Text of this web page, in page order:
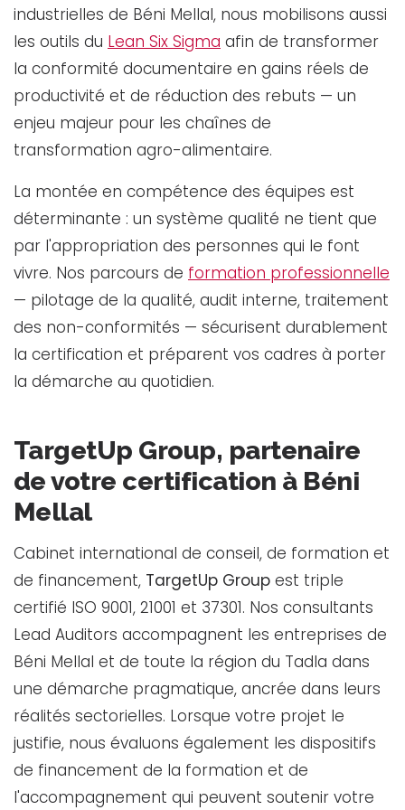
industrielles de Béni Mellal, nous mobilisons aussi
les outils du Lean Six Sigma afin de transformer
la conformité documentaire en gains réels de
productivité et de réduction des rebuts — un
enjeu majeur pour les chaînes de
transformation agro-alimentaire.
La montée en compétence des équipes est
déterminante : un système qualité ne tient que
par l'appropriation des personnes qui le font
vivre. Nos parcours de formation professionnelle
— pilotage de la qualité, audit interne, traitement
des non-conformités — sécurisent durablement
la certification et préparent vos cadres à porter
la démarche au quotidien.
TargetUp Group, partenaire
de votre certification à Béni
Mellal
Cabinet international de conseil, de formation et
de financement, TargetUp Group est triple
certifié ISO 9001, 21001 et 37301. Nos consultants
Lead Auditors accompagnent les entreprises de
Béni Mellal et de toute la région du Tadla dans
une démarche pragmatique, ancrée dans leurs
réalités sectorielles. Lorsque votre projet le
justifie, nous évaluons également les dispositifs
de financement de la formation et de
l'accompagnement qui peuvent soutenir votre